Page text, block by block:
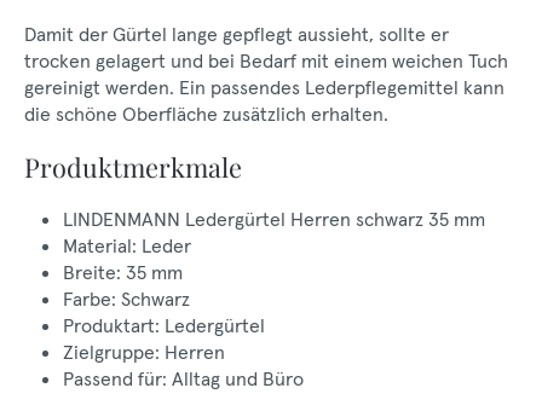
Damit der Gürtel lange gepflegt aussieht, sollte er
trocken gelagert und bei Bedarf mit einem weichen Tuch
gereinigt werden. Ein passendes Lederpflegemittel kann
die schöne Oberfläche zusätzlich erhalten.
Produktmerkmale
LINDENMANN Ledergürtel Herren schwarz 35 mm
Material: Leder
Breite: 35 mm
Farbe: Schwarz
Produktart: Ledergürtel
Zielgruppe: Herren
Passend für: Alltag und Büro